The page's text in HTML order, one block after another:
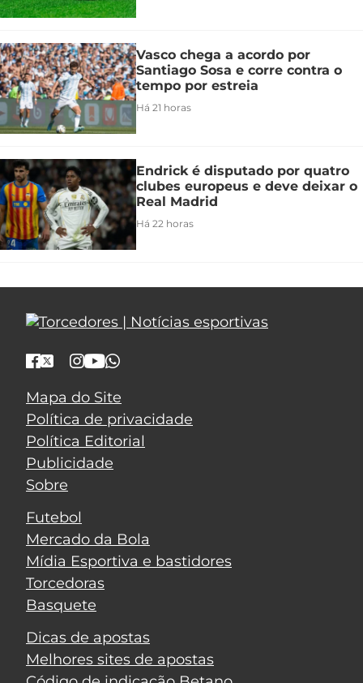
Vasco chega a acordo por
Santiago Sosa e corre contra o
tempo por estreia
Há 21 horas
Endrick é disputado por quatro
clubes europeus e deve deixar o
Real Madrid
Há 22 horas
Mapa do Site
Política de privacidade
Política Editorial
Publicidade
Sobre
Futebol
Mercado da Bola
Mídia Esportiva e bastidores
Torcedoras
Basquete
Dicas de apostas
Melhores sites de apostas